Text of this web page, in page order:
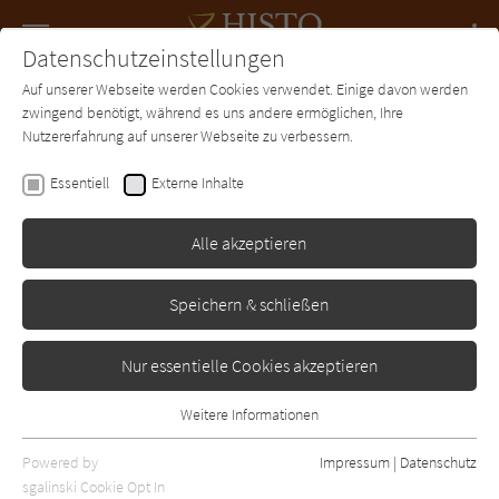
SUCHE Forum Charts Newsletter
Lena Johannson
Die Villa an der
Elbchaussee
Aufbau
Datenschutzeinstellungen
Auf unserer Webseite werden Cookies verwendet. Einige davon werden
zwingend benötigt, während es uns andere ermöglichen, Ihre
Nutzererfahrung auf unserer Webseite zu verbessern.
Essentiell Externe Inhalte
Alle akzeptieren
Speichern & schließen
Nur essentielle Cookies akzeptieren
Essentielle Cookies werden für grundlegende Funktionen der
Webseite benötigt. Dadurch ist gewährleistet, dass die Webseite
Weitere Informationen
Powered by
sgalinski Cookie Opt In
Impressum | Datenschutz